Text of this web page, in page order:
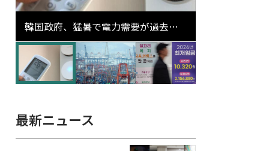
韓国政府、猛暑で電力需要が過去最
高更新の可能性に需給対応体制を点
検
最新ニュース